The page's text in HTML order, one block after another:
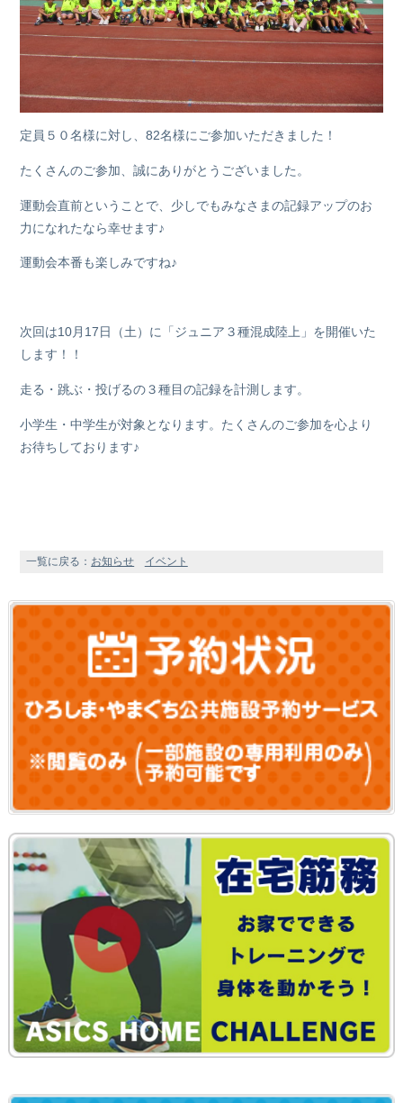
定員５０名様に対し、82名様にご参加いただきました！
たくさんのご参加、誠にありがとうございました。
運動会直前ということで、少しでもみなさまの記録アップのお
力になれたなら幸せます♪
運動会本番も楽しみですね♪
次回は10月17日（土）に「ジュニア３種混成陸上」を開催いた
します！！
走る・跳ぶ・投げるの３種目の記録を計測します。
小学生・中学生が対象となります。たくさんのご参加を心より
お待ちしております♪
一覧に戻る： お知らせ イベント